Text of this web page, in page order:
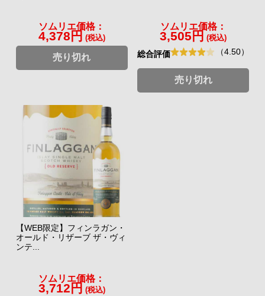
ソムリエ価格：
4,378円 (税込)
売り切れ
ソムリエ価格：
3,505円 (税込)
総合評価 （4.50）
売り切れ
【WEB限定】フィンラガン・
オールド・リザーブ ザ・ヴィ
ンテ...
ソムリエ価格：
3,712円 (税込)